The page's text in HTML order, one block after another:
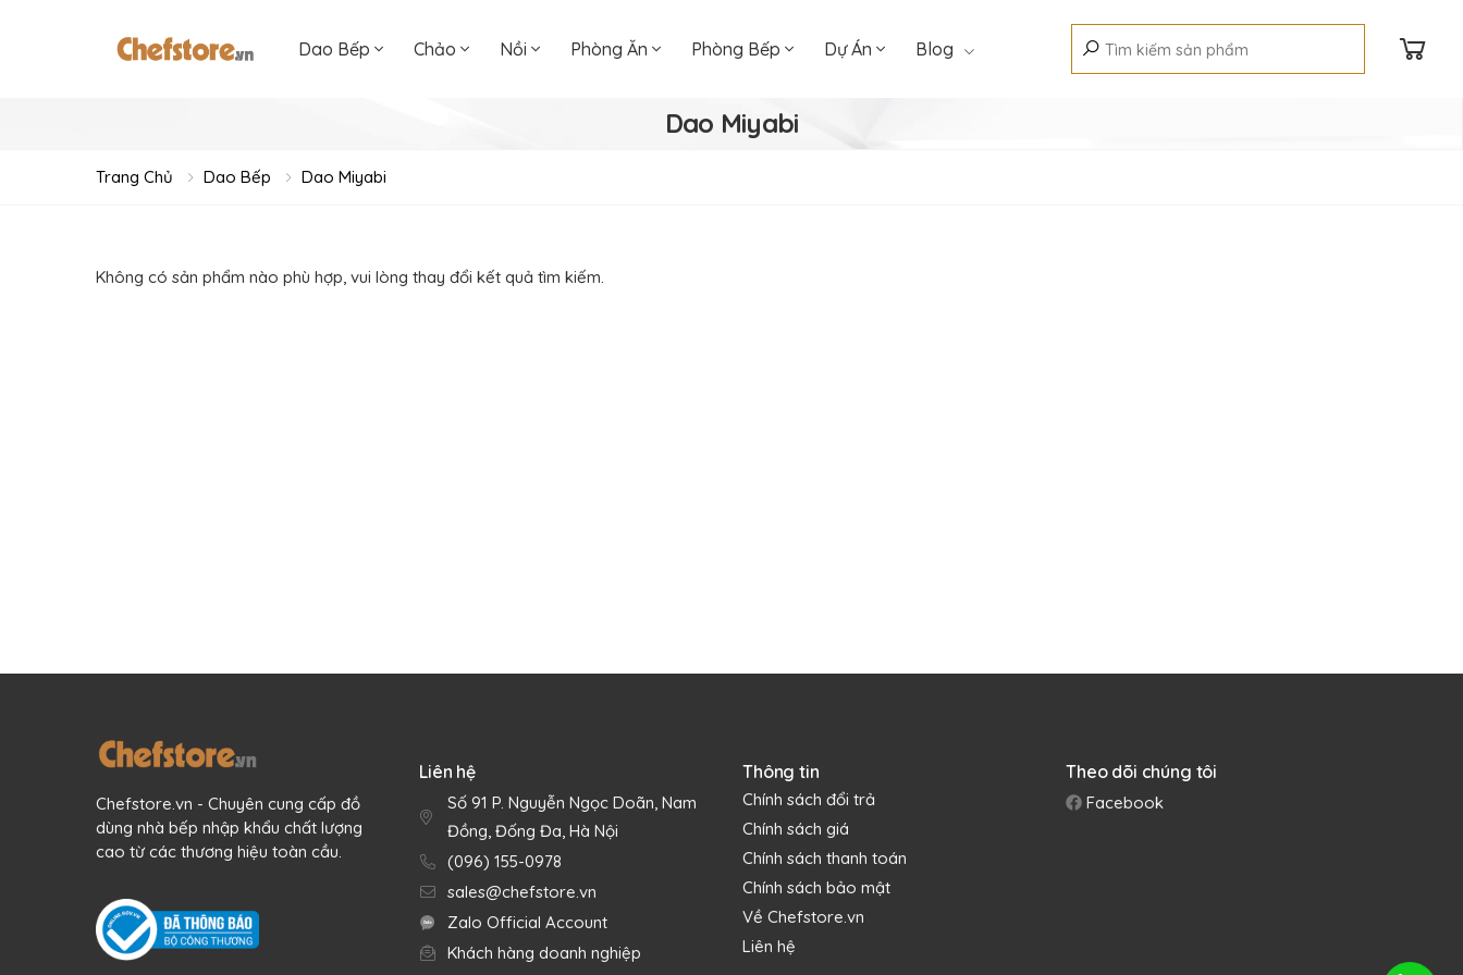
Dao Bếp Chảo Nồi Phòng Ăn Phòng Bếp Dự Án Blog
Dao Miyabi
Trang Chủ Dao Bếp Dao Miyabi
Không có sản phẩm nào phù hợp, vui lòng thay đổi kết quả tìm kiếm.
Chefstore.vn - Chuyên cung cấp đồ
dùng nhà bếp nhập khẩu chất lượng
cao từ các thương hiệu toàn cầu.
Liên hệ
Số 91 P. Nguyễn Ngọc Doãn, Nam
Đồng, Đống Đa, Hà Nội
(096) 155-0978
sales@chefstore.vn
Zalo Official Account
Khách hàng doanh nghiệp
Thông tin
Chính sách đổi trả
Chính sách giá
Chính sách thanh toán
Chính sách bảo mật
Về Chefstore.vn
Liên hệ
Theo dõi chúng tôi
Facebook